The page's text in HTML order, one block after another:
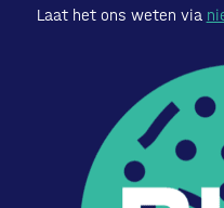
Laat het ons weten via